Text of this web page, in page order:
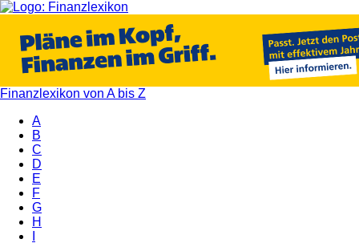
Finanzlexikon von A bis Z
A
B
C
D
E
F
G
H